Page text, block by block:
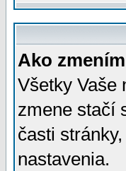
Ako
Všetky Vaše
zmene stačí
časti
nastavenia.